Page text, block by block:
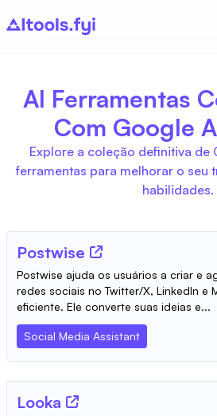
AI Ferramentas
Com Google
Explore a coleção definitiva de
ferramentas para melhorar o seu
habilidades.
Postwise
Postwise ajuda os usuários a criar e
redes sociais no Twitter/X, LinkedIn e
eficiente. Ele converte suas ideias e...
Social Media Assistant
Looka